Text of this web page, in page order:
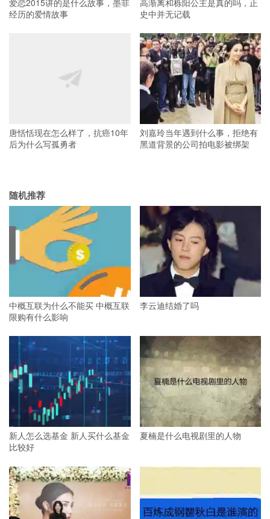
经历的爱情故事
史中并无记载
唐恬恬现在怎么样了，抗癌10年
后为什么写孤勇者
刘嘉玲当年遇到什么事，拒绝有
黑道背景的公司拍电影被绑架
随机推荐
中概互联为什么不能买 中概互联
限购有什么影响
李云迪结婚了吗
新人怎么选基金 新人买什么基金
比较好
夏楠是什么电视剧里的人物